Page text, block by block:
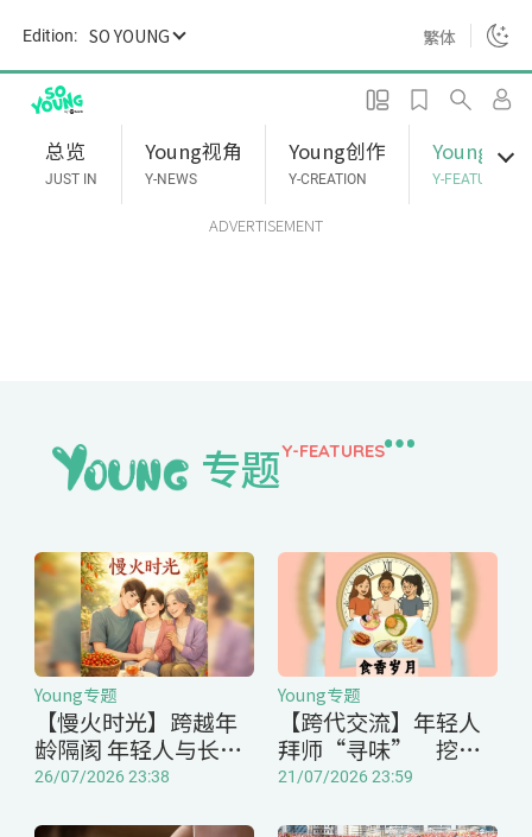
i
Edition: SO YOUNG 繁体
总览
JUST IN
Young视角
Y-NEWS
Young创作
Y-CREATION
Young专题
Y-FEATURES
ADVERTISEMENT
专题Y-FEATURES
【慢火时光】跨越年
龄隔阂 年轻人与长者
交流生活智慧与故事
Young专题
26/07/2026 23:38
【跨代交流】年轻人
拜师“寻味” 挖掘
本地美食背后的文化
Young专题
21/07/2026 23:59